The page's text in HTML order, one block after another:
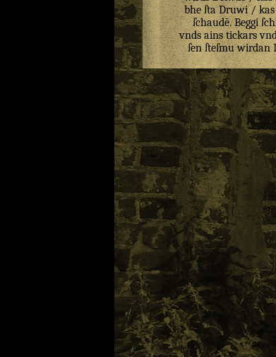
bhe ſta Druwi/kas
ſchaudē.Beggi
vnds ains tickars
ſen ſteſmu wirdan